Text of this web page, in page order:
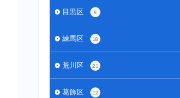
目黒区 8
練馬区 18
荒川区 21
葛飾区 12